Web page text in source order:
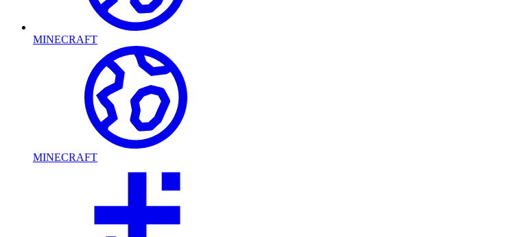
MINECRAFT
MINECRAFT